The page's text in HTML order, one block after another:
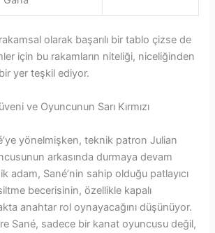
olarak başarılı bir tablo çizse de
için bu rakamların niteliği, niceliğinden
yer teşkil ediyor.
ve Oyuncunun Sarı Kırmızı
yönelmişken, teknik patron Julian
arkasında durmaya devam
adam, Sané’nin sahip olduğu patlayıcı
becerisinin, özellikle kapalı
anahtar rol oynayacağını düşünüyor.
Sané, sadece bir kanat oyuncusu değil,